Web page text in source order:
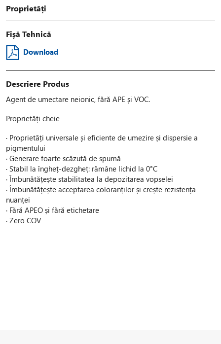
Proprietăți
Fișă Tehnică
Download
Descriere Produs
Agent de umectare neionic, fără APE și VOC.
Proprietăți cheie
· Proprietăți universale și eficiente de umezire și dispersie a
pigmentului
· Generare foarte scăzută de spumă
· Stabil la îngheț-dezgheț: rămâne lichid la 0°C
· Îmbunătățește stabilitatea la depozitarea vopselei
· Îmbunătățește acceptarea coloranților și crește rezistența
nuanței
· Fără APEO și fără etichetare
· Zero COV